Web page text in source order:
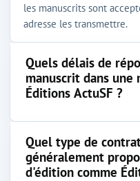
les manuscrits sont
adresse les transmettre.
Quels délais de
manuscrit dans une
Éditions ActuSF ?
Quel type de
généralement
d'édition comme